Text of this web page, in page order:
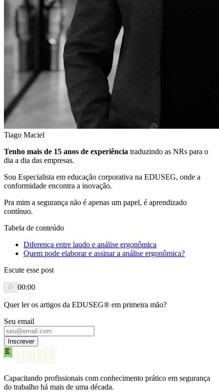
Tiago Maciel
Tenho mais de 15 anos de experiência traduzindo as NRs para o
dia a dia das empresas.
Sou Especialista em educação corporativa na EDUSEG, onde a
conformidade encontra a inovação.
Pra mim a segurança não é apenas um papel, é aprendizado
contínuo.
Tabela de conteúdo
Diferença entre laudo e análise ergonômica
Quem pode elaborar e assinar a análise ergonômica?
Escute esse post
00:00
Quer ler os artigos da EDUSEG® em primeira mão?
Seu email
Inscrever
Capacitando profissionais com conhecimento prático em segurança
do trabalho há mais de uma década.